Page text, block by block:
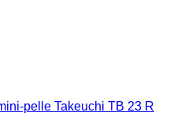
pelle Takeuchi TB 23 R